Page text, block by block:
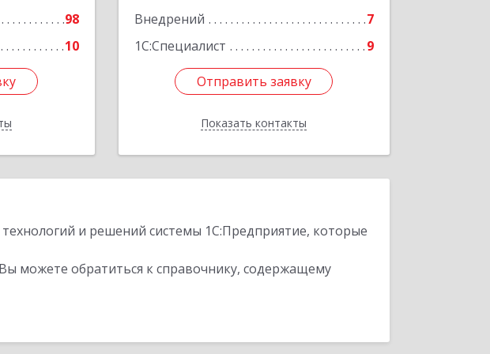
98
10
Внедрений
7
1С:Специалист
9
Отправить заявку
Показать контакты
Отправить заявку
Назад
и решений системы 1С:Предприятие, которые
можете обратиться к справочнику, содержащему